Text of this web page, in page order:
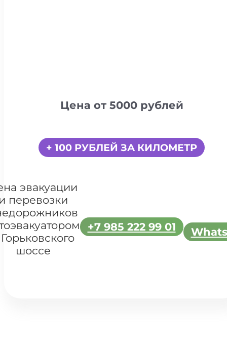
Цена от 5000 рублей
+ 100 РУБЛЕЙ ЗА КИЛОМЕТР
эвакуации
перевозки
шоссе
+7 985 222 99 01